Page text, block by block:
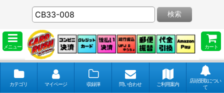
メニュー カート
検索
カテゴリ マイページ 収録弾 問い合わせ ご利用案内
店頭受取につい
て